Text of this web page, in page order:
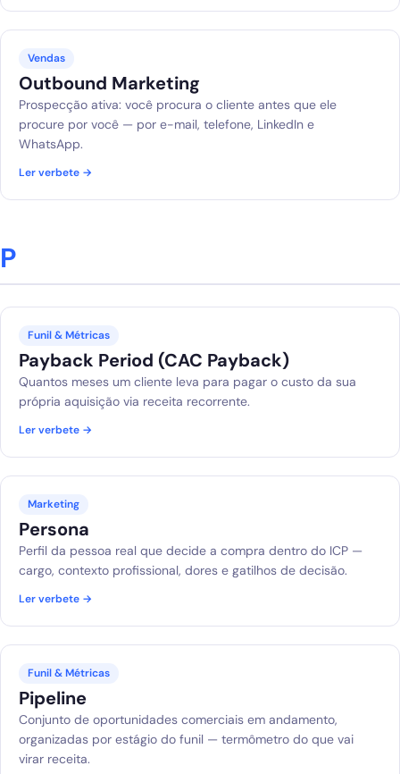
Vendas
Outbound Marketing
Prospecção ativa: você procura o cliente antes que ele
procure por você — por e-mail, telefone, LinkedIn e
WhatsApp.
Ler verbete →
P
Funil & Métricas
Payback Period (CAC Payback)
Quantos meses um cliente leva para pagar o custo da sua
própria aquisição via receita recorrente.
Ler verbete →
Marketing
Persona
Perfil da pessoa real que decide a compra dentro do ICP —
cargo, contexto profissional, dores e gatilhos de decisão.
Ler verbete →
Funil & Métricas
Pipeline
Conjunto de oportunidades comerciais em andamento,
organizadas por estágio do funil — termômetro do que vai
virar receita.